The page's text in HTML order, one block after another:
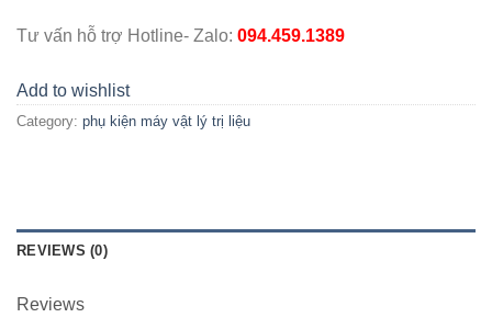
Tư vấn hỗ trợ Hotline- Zalo: 094.459.1389
Add to wishlist
Category: phụ kiện máy vật lý trị liệu
REVIEWS (0)
Reviews